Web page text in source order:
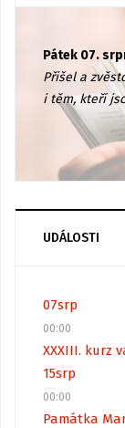
Pátek 07.
Přišel a
i těm, kteří
UDÁLOSTI
07srp
00:00
XXXIII. kurz
15srp
00:00
Památka